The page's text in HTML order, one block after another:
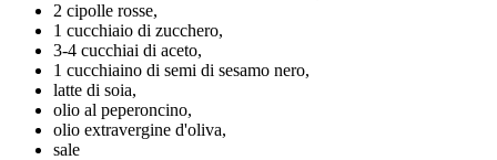
2 cipolle rosse,
1 cucchiaio di zucchero,
3-4 cucchiai di aceto,
1 cucchiaino di semi di sesamo nero,
latte di soia,
olio al peperoncino,
olio extravergine d'oliva,
sale